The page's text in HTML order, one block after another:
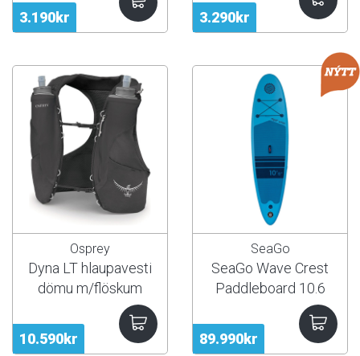
3.190kr 3.290kr
10.590kr
Osprey
Dyna LT hlaupavesti
dömu m/flöskum
89.990kr
SeaGo
SeaGo Wave Crest
Paddleboard 10.6